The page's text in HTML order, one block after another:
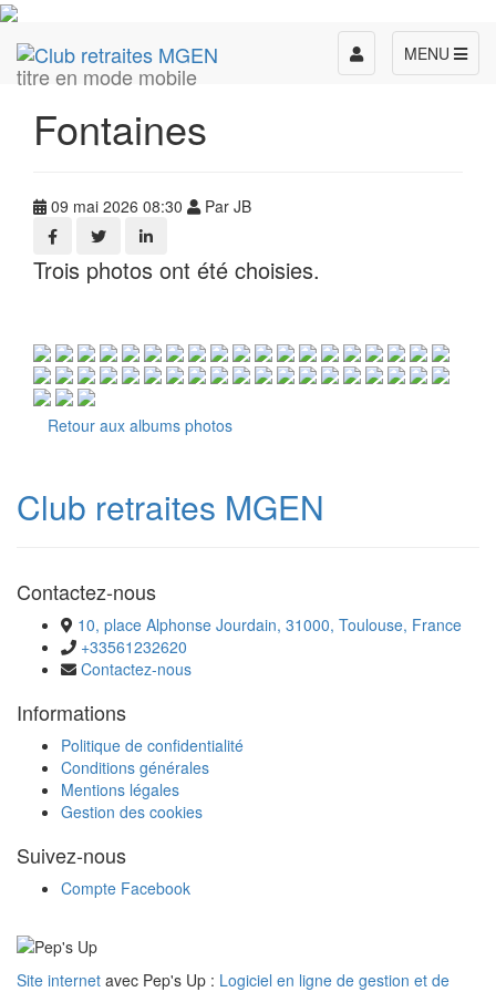
titre en mode mobile
MENU
Toggle
navigation
Fontaines
09 mai 2026 08:30 Par JB
Trois photos ont été choisies.
Retour aux albums photos
Club retraites MGEN
Contactez-nous
10, place Alphonse Jourdain, 31000, Toulouse, France
+33561232620
Contactez-nous
Informations
Politique de confidentialité
Conditions générales
Mentions légales
Gestion des cookies
Suivez-nous
Compte Facebook
Site internet avec Pep's Up : Logiciel en ligne de gestion et de